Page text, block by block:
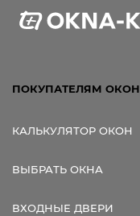
ПОКУПАТЕЛЯМ ОКОН
КАЛЬКУЛЯТОР ОКОН
ВЫБРАТЬ ОКНА
ВХОДНЫЕ ДВЕРИ